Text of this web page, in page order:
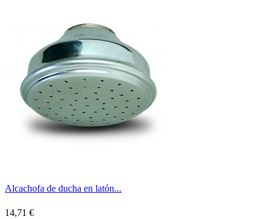
Alcachofa de ducha en latón...
14,71 €